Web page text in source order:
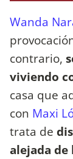
Wanda
contrario,
viviendo
casa que
con Maxi
trata de
alejada de